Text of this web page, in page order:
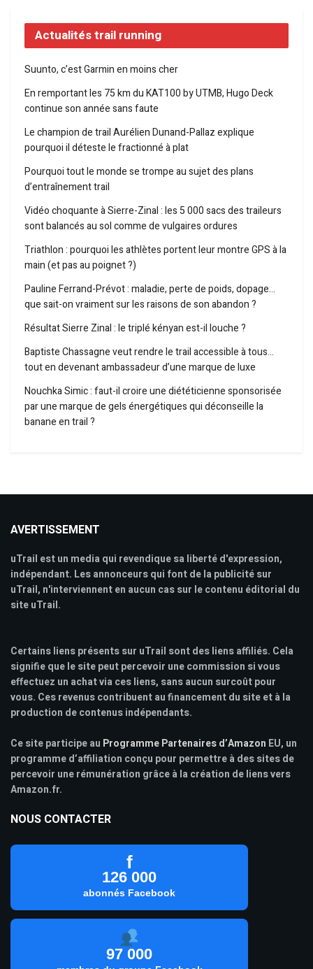
Actualités trail running
Suunto, c’est Garmin en moins cher
En remportant les 75 km du KAT100 by UTMB, Hugo Deck
continue son année sans faute
Le champion de trail Aurélien Dunand-Pallaz explique
pourquoi il déteste le fractionné à plat
Pourquoi tout le monde se trompe au sujet des plans
d’entraînement trail
Vidéo choquante à Sierre-Zinal : les 5 000 sacs des traileurs
sont balancés au sol comme de vulgaires ordures
Triathlon : pourquoi les athlètes portent leur montre GPS à la
main (et pas au poignet ?)
Pauline Ferrand-Prévot : maladie, perte de poids, dopage…
que sait-on vraiment sur les raisons de son abandon ?
Résultat Sierre Zinal : le triplé kényan est-il louche ?
Baptiste Chassagne veut rendre le trail accessible à tous…
tout en devenant ambassadeur d’une marque de luxe
Nouchka Simic : faut-il croire une diététicienne sponsorisée
par une marque de gels énergétiques qui déconseille la
banane en trail ?
AVERTISSEMENT
uTrail est un media qui revendique sa liberté d'expression,
indépendant. Les annonceurs qui font de la publicité sur
uTrail, n'interviennent en aucun cas sur le contenu éditorial du
site uTrail.
Certains liens présents sur uTrail sont des liens affiliés. Cela
signifie que le site peut percevoir une commission si vous
effectuez un achat via ces liens, sans aucun surcoût pour
vous. Ces revenus contribuent au financement du site et à la
production de contenus indépendants.
Ce site participe au Programme Partenaires d’Amazon EU, un
programme d’affiliation conçu pour permettre à des sites de
percevoir une rémunération grâce à la création de liens vers
Amazon.fr.
NOUS CONTACTER
f
126 000
abonnés Facebook
97 000